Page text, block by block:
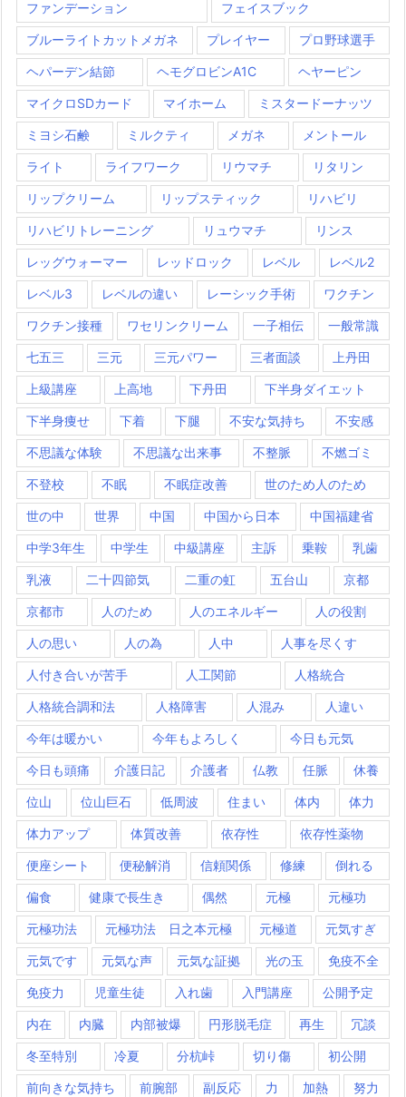
ファンデーション フェイスブック
ブルーライトカットメガネ プレイヤー プロ野球選手
ヘパーデン結節 ヘモグロビンA1C ヘヤーピン
マイクロSDカード マイホーム ミスタードーナッツ
ミヨシ石鹸 ミルクティ メガネ メントール
ライト ライフワーク リウマチ リタリン
リップクリーム リップスティック リハビリ
リハビリトレーニング リュウマチ リンス
レッグウォーマー レッドロック レベル レベル2
レベル3 レベルの違い レーシック手術 ワクチン
ワクチン接種 ワセリンクリーム 一子相伝 一般常識
七五三 三元 三元パワー 三者面談 上丹田
上級講座 上高地 下丹田 下半身ダイエット
下半身痩せ 下着 下腿 不安な気持ち 不安感
不思議な体験 不思議な出来事 不整脈 不燃ゴミ
不登校 不眠 不眠症改善 世のため人のため
世の中 世界 中国 中国から日本 中国福建省
中学3年生 中学生 中級講座 主訴 乗鞍 乳歯
乳液 二十四節気 二重の虹 五台山 京都
京都市 人のため 人のエネルギー 人の役割
人の思い 人の為 人中 人事を尽くす
人付き合いが苦手 人工関節 人格統合
人格統合調和法 人格障害 人混み 人違い
今年は暖かい 今年もよろしく 今日も元気
今日も頭痛 介護日記 介護者 仏教 任脈 休養
位山 位山巨石 低周波 住まい 体内 体力
体力アップ 体質改善 依存性 依存性薬物
便座シート 便秘解消 信頼関係 修練 倒れる
偏食 健康で長生き 偶然 元極 元極功
元極功法 元極功法 日之本元極 元極道 元気すぎ
元気です 元気な声 元気な証拠 光の玉 免疫不全
免疫力 児童生徒 入れ歯 入門講座 公開予定
内在 内臓 内部被爆 円形脱毛症 再生 冗談
冬至特別 冷夏 分杭峠 切り傷 初公開
前向きな気持ち 前腕部 副反応 力 加熱 努力